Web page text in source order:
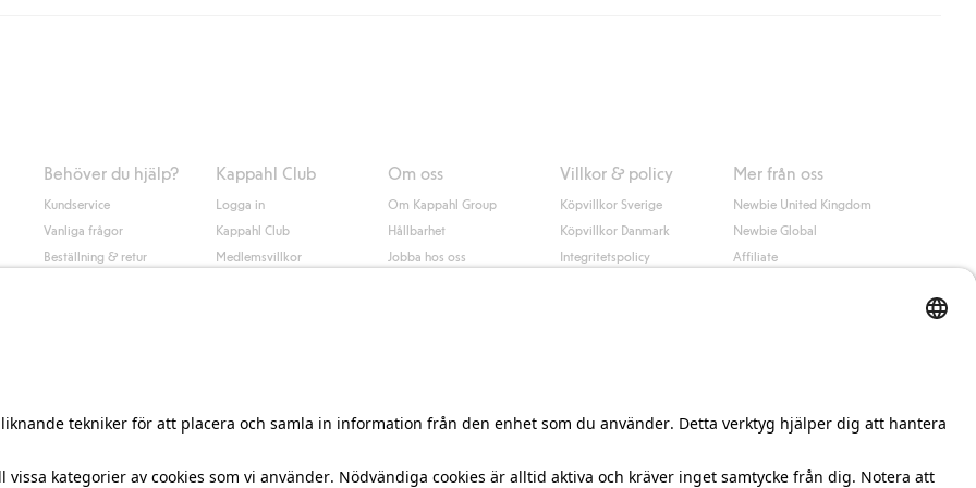
Behöver du hjälp?
Kundservice
Vanliga frågor
Beställning & retur
Kappahl Club
Logga in
Kappahl Club
Medlemsvillkor
Om oss
Om Kappahl Group
Hållbarhet
Jobba hos oss
Villkor & policy
Köpvillkor Sverige
Köpvillkor Danmark
Integritetspolicy
Mer från oss
Newbie United Kingdom
Newbie Global
Affiliate